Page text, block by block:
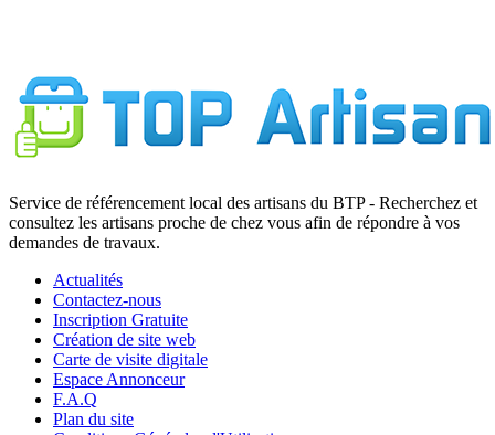
Service de référencement local des artisans du BTP - Recherchez et
consultez les artisans proche de chez vous afin de répondre à vos
demandes de travaux.
Actualités
Contactez-nous
Inscription Gratuite
Création de site web
Carte de visite digitale
Espace Annonceur
F.A.Q
Plan du site